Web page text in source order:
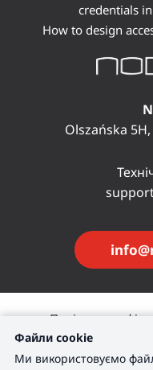
credentials
How to design
Olszańska
Політика
|
Файли cookie
Ми використовуємо